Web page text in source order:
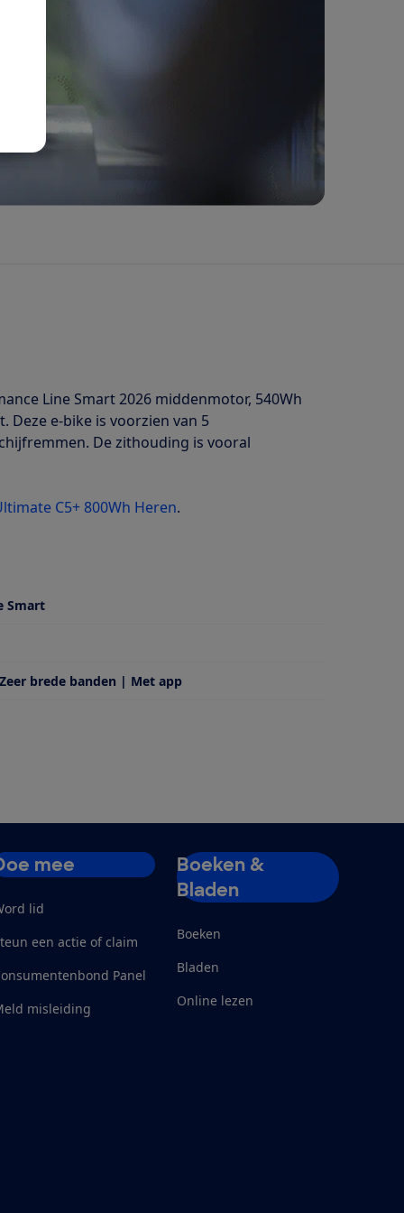
Line Smart 2026 middenmotor, 540Wh
Deze e-bike is voorzien van 5
De zithouding is vooral
C5+ 800Wh Heren.
Smart
brede banden | Met app
mee
lid
een actie of claim
Panel
misleiding
Boeken &
Bladen
Boeken
Bladen
Online lezen